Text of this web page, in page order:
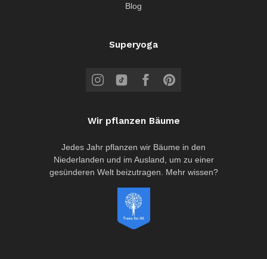
Blog
Superyoga
Wir pflanzen Bäume
Jedes Jahr pflanzen wir Bäume in den
Niederlanden und im Ausland, um zu einer
gesünderen Welt beizutragen. Mehr wissen?